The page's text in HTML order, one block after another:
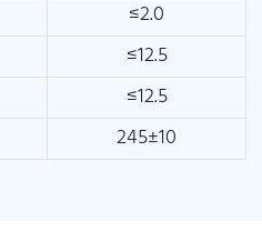
≤2.0
≤12.5
≤12.5
245±10